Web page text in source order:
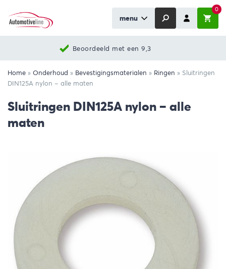
menu
0
Beoordeeld met een 9,3
Home » Onderhoud » Bevestigingsmaterialen » Ringen » Sluitringen
DIN125A nylon – alle maten
Sluitringen DIN125A nylon – alle
maten